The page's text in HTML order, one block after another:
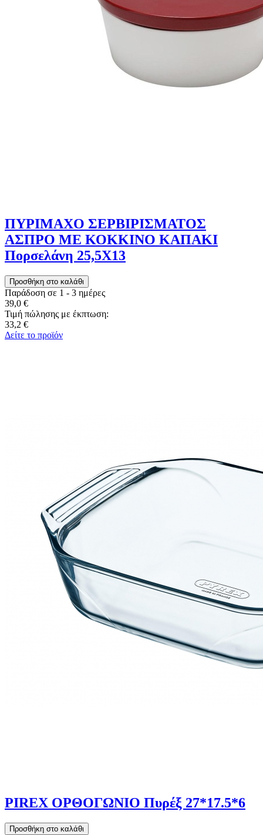
ΠΥΡΙΜΑΧΟ ΣΕΡΒΙΡΙΣΜΑΤΟΣ
ΑΣΠΡΟ ΜΕ ΚΟΚΚΙΝΟ ΚΑΠΑΚΙ
Πορσελάνη 25,5X13
Παράδοση σε 1 - 3 ημέρες
39,0 €
Τιμή πώλησης με έκπτωση:
33,2 €
Δείτε το προϊόν
PIREX ΟΡΘΟΓΩΝΙΟ Πυρέξ 27*17.5*6